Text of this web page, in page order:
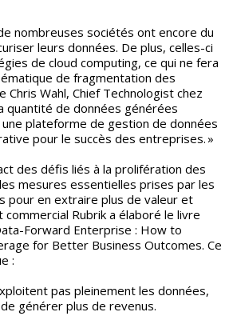
nombreuses sociétés ont encore du
leurs données. De plus, celles-ci
de cloud computing, ce qui ne fera
de fragmentation des
Chris Wahl, Chief Technologist chez
quantité de données générées
plateforme de gestion de données
pour le succès des entreprises. »
des défis liés à la prolifération des
mesures essentielles prises par les
pour en extraire plus de valeur et
Rubrik a élaboré le livre
Forward Enterprise : How to
for Better Business Outcomes. Ce
:
pas pleinement les données,
générer plus de revenus.